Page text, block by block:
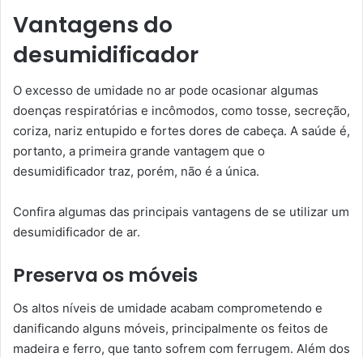
Vantagens do
desumidificador
O excesso de umidade no ar pode ocasionar algumas
doenças respiratórias e incômodos, como tosse, secreção,
coriza, nariz entupido e fortes dores de cabeça. A saúde é,
portanto, a primeira grande vantagem que o
desumidificador traz, porém, não é a única.
Confira algumas das principais vantagens de se utilizar um
desumidificador de ar.
Preserva os móveis
Os altos níveis de umidade acabam comprometendo e
danificando alguns móveis, principalmente os feitos de
madeira e ferro, que tanto sofrem com ferrugem. Além dos